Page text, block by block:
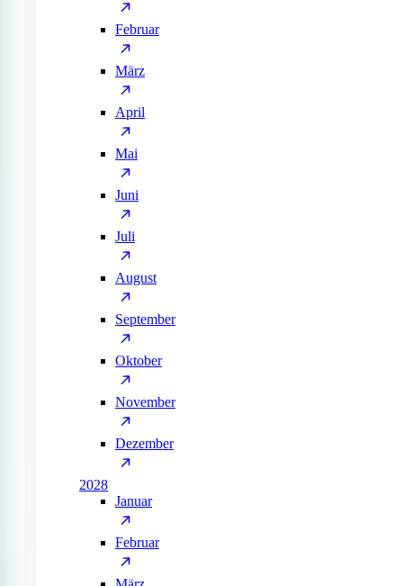
Februar
März
April
Mai
Juni
Juli
August
September
Oktober
November
Dezember
2028
Januar
Februar